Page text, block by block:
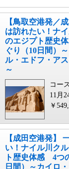
【鳥取空港発／
は訪れたい！ナ
のエジプト歴史
ぐり（10日間）
ル・エドフ・ア
～
コー
11月
￥
【成田空港発】
い！ナイル川ク
ト歴史体感 4つ
日間）～カイロ